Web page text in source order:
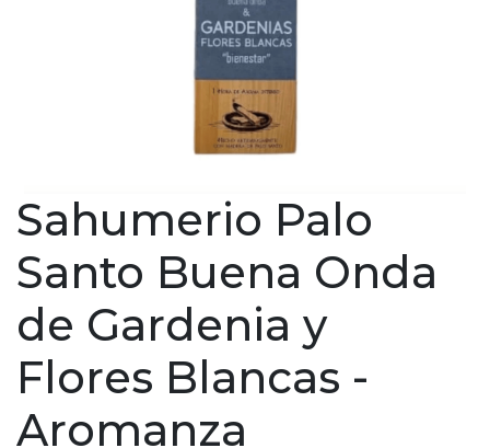
Sahumerio Palo
Santo Buena Onda
de Gardenia y
Flores Blancas -
Aromanza